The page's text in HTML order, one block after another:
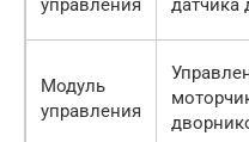
управления
датчика
Модуль
управления